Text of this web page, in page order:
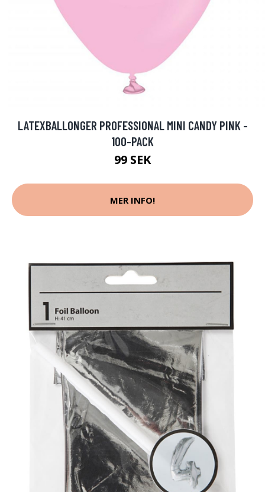
LATEXBALLONGER PROFESSIONAL MINI CANDY PINK -
100-PACK
99 SEK
MER INFO!